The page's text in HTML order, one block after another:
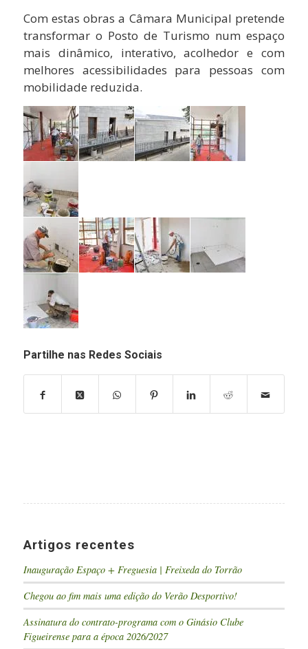
Com estas obras a Câmara Municipal pretende
transformar o Posto de Turismo num espaço
mais dinâmico, interativo, acolhedor e com
melhores acessibilidades para pessoas com
mobilidade reduzida.
Partilhe nas Redes Sociais
Artigos recentes
Inauguração Espaço + Freguesia | Freixeda do Torrão
Chegou ao fim mais uma edição do Verão Desportivo!
Assinatura do contrato-programa com o Ginásio Clube
Figueirense para a época 2026/2027